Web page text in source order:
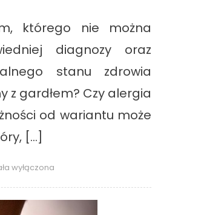
którego nie można
diagnozy oraz
stanu zdrowia
z gardłem? Czy alergia
od wariantu może
[…]
wyłączona